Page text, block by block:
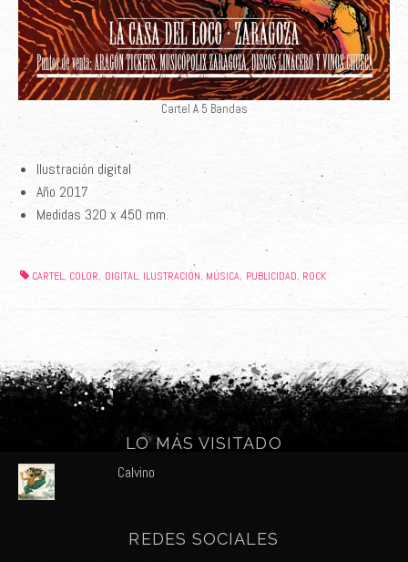
Cartel A 5 Bandas
Ilustración digital
Año 2017
Medidas 320 x 450 mm.
CARTEL, COLOR, DIGITAL, ILUSTRACIÓN, MÚSICA, PUBLICIDAD, ROCK
LO MÁS VISITADO
Calvino
REDES SOCIALES